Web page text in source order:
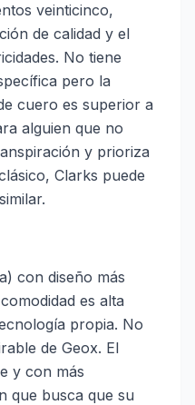
veinticinco,
de calidad y el
No tiene
pero la
cuero es superior a
alguien que no
y prioriza
Clarks puede
con diseño más
es alta
propia. No
de Geox. El
y con más
que busca que su